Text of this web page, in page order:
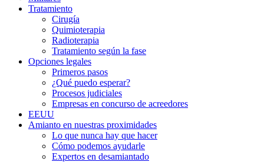
Tratamiento
Cirugía
Quimioterapia
Radioterapia
Tratamiento según la fase
Opciones legales
Primeros pasos
¿Qué puedo esperar?
Procesos judiciales
Empresas en concurso de acreedores
EEUU
Amianto en nuestras proximidades
Lo que nunca hay que hacer
Cómo podemos ayudarle
Expertos en desamiantado